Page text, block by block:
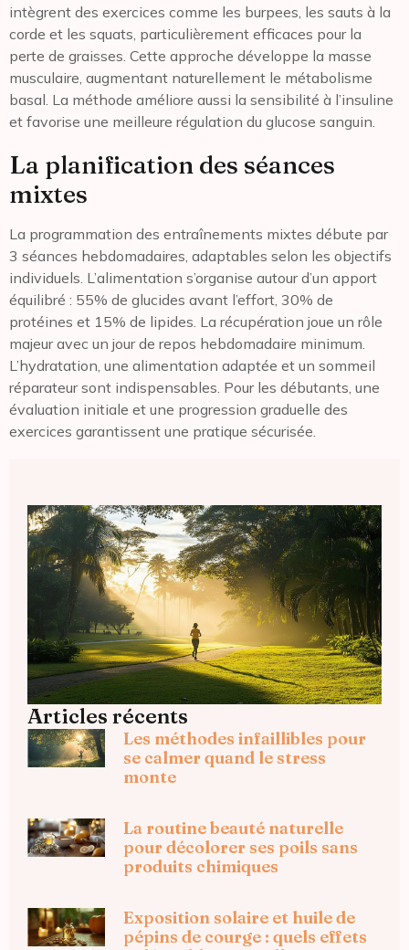
intègrent des exercices comme les burpees, les sauts à la
corde et les squats, particulièrement efficaces pour la
perte de graisses. Cette approche développe la masse
musculaire, augmentant naturellement le métabolisme
basal. La méthode améliore aussi la sensibilité à l’insuline
et favorise une meilleure régulation du glucose sanguin.
La planification des séances
mixtes
La programmation des entraînements mixtes débute par
3 séances hebdomadaires, adaptables selon les objectifs
individuels. L’alimentation s’organise autour d’un apport
équilibré : 55% de glucides avant l’effort, 30% de
protéines et 15% de lipides. La récupération joue un rôle
majeur avec un jour de repos hebdomadaire minimum.
L’hydratation, une alimentation adaptée et un sommeil
réparateur sont indispensables. Pour les débutants, une
évaluation initiale et une progression graduelle des
exercices garantissent une pratique sécurisée.
Articles récents
Les méthodes infaillibles pour
se calmer quand le stress
monte
La routine beauté naturelle
pour décolorer ses poils sans
produits chimiques
Exposition solaire et huile de
pépins de courge : quels effets